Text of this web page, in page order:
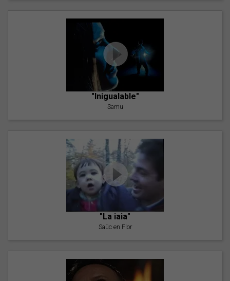
"Inigualable"
Samu
"La iaia"
Saüc en Flor